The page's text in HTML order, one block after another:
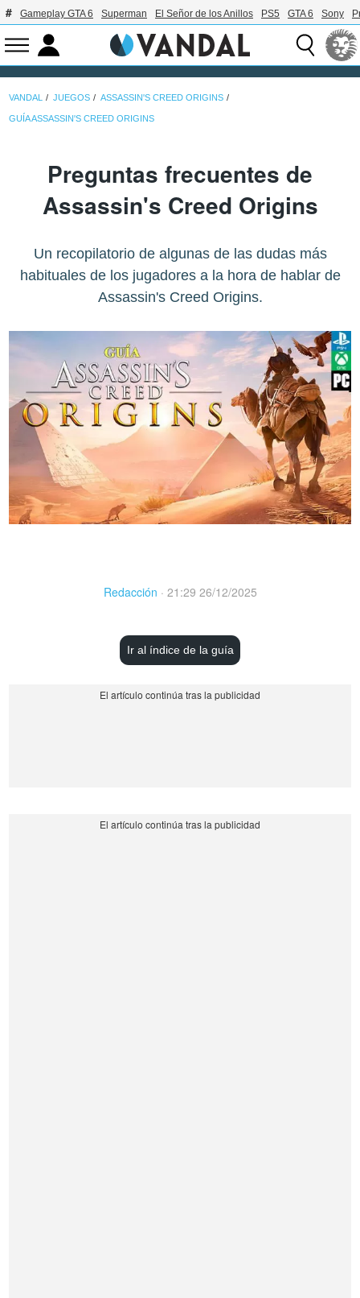
Gameplay GTA 6 Superman El Señor de los Anillos PS5 GTA 6 Sony
VANDAL JUEGOS ASSASSIN'S CREED ORIGINS
GUÍA ASSASSIN'S CREED ORIGINS
Preguntas frecuentes de
Assassin's Creed Origins
Un recopilatorio de algunas de las dudas más
habituales de los jugadores a la hora de hablar de
Assassin's Creed Origins.
Redacción · 21:29 26/12/2025
Ir al índice de la guía